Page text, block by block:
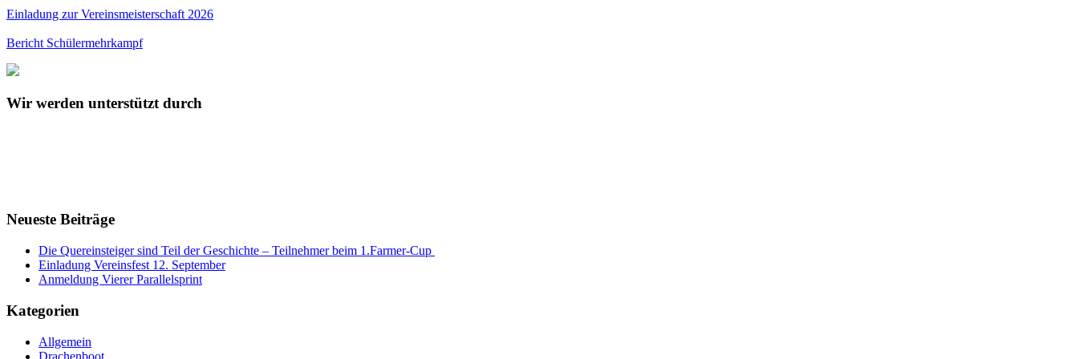
Einladung zur Vereinsmeisterschaft 2026
Bericht Schülermehrkampf
Wir werden unterstützt durch
Neueste Beiträge
Die Quereinsteiger sind Teil der Geschichte – Teilnehmer beim 1.Farmer-Cup
Einladung Vereinsfest 12. September
Anmeldung Vierer Parallelsprint
Kategorien
Allgemein
Drachenboot